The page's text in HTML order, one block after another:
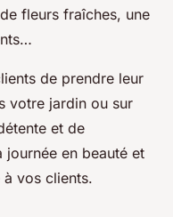
fleurs fraîches, une
de prendre leur
votre jardin ou sur
et de
en beauté et
à vos clients.